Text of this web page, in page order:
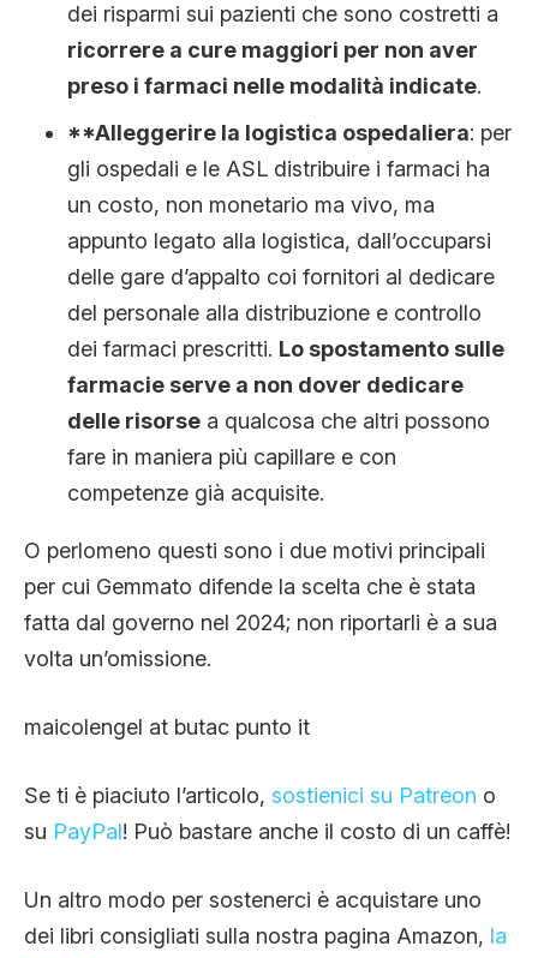
dei risparmi sui pazienti che sono costretti a
ricorrere a cure maggiori per non aver
preso i farmaci nelle modalità indicate.
**Alleggerire la logistica ospedaliera: per
gli ospedali e le ASL distribuire i farmaci ha
un costo, non monetario ma vivo, ma
appunto legato alla logistica, dall’occuparsi
delle gare d’appalto coi fornitori al dedicare
del personale alla distribuzione e controllo
dei farmaci prescritti. Lo spostamento sulle
farmacie serve a non dover dedicare
delle risorse a qualcosa che altri possono
fare in maniera più capillare e con
competenze già acquisite.
O perlomeno questi sono i due motivi principali
per cui Gemmato difende la scelta che è stata
fatta dal governo nel 2024; non riportarli è a sua
volta un’omissione.
maicolengel at butac punto it
Se ti è piaciuto l’articolo, sostienici su Patreon o
su PayPal! Può bastare anche il costo di un caffè!
Un altro modo per sostenerci è acquistare uno
dei libri consigliati sulla nostra pagina Amazon, la